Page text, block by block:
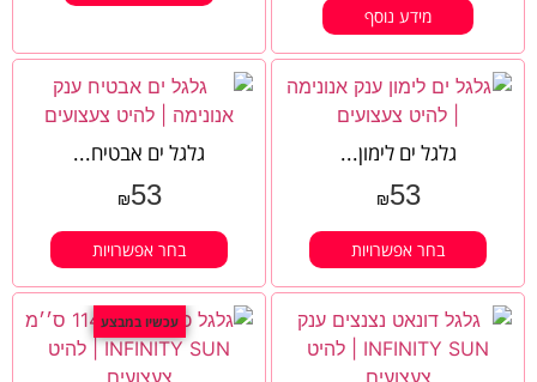
מידע נוסף
גלגל ים לימון...
₪53
בחר אפשרויות
גלגל ים אבטיח...
₪53
בחר אפשרויות
עכשיו במבצע